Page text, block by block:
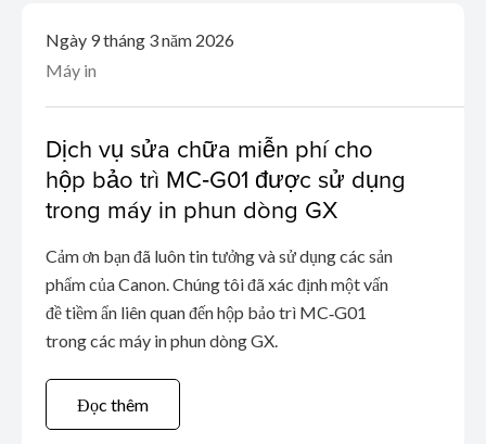
Ngày 9 tháng 3 năm 2026
Máy in
Dịch vụ sửa chữa miễn phí cho
hộp bảo trì MC‑G01 được sử dụng
trong máy in phun dòng GX
Cảm ơn bạn đã luôn tin tưởng và sử dụng các sản
phẩm của Canon. Chúng tôi đã xác định một vấn
đề tiềm ẩn liên quan đến hộp bảo trì MC‑G01
trong các máy in phun dòng GX.
Đọc thêm